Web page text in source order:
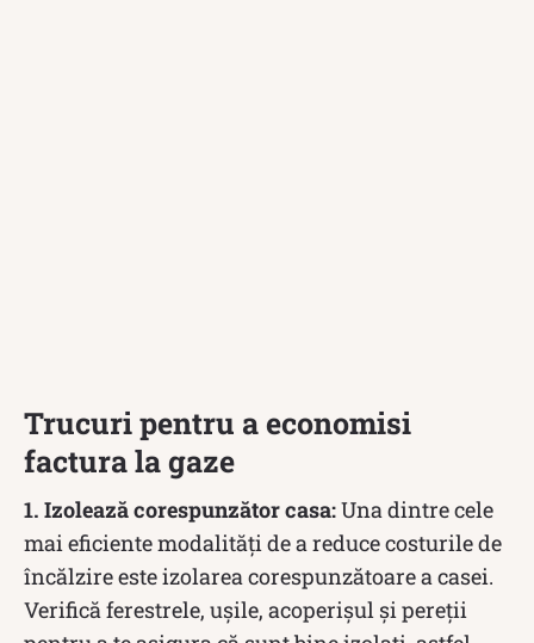
Trucuri pentru a economisi
factura la gaze
1. Izolează corespunzător casa:Una dintre cele
mai eficiente modalități de a reduce costurile de
încălzire este izolarea corespunzătoare a casei.
Verifică ferestrele, ușile, acoperișul și pereții